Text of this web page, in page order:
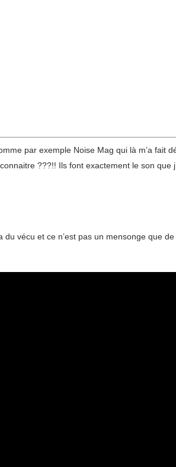
par exemple Noise Mag qui là m’a fait
???!! Ils font exactement le son que
vécu et ce n’est pas un mensonge que